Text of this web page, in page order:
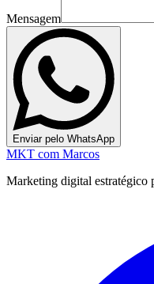
Mensagem
Enviar pelo WhatsApp
MKT com Marcos
Marketing digital estratégico